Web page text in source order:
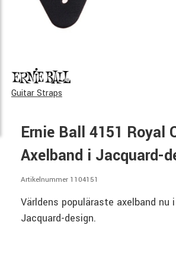
Guitar Straps
Ernie Ball 4151 Royal
Axelband i Jacquard-
Artikelnummer 1104151
Världens populäraste axelband nu
Jacquard-design.